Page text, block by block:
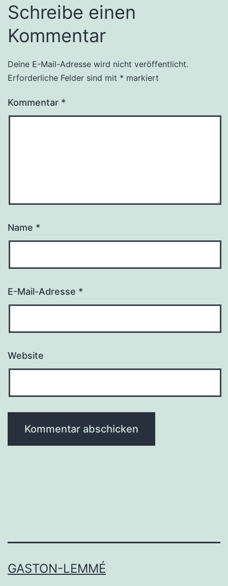
Schreibe einen
Kommentar
Deine E-Mail-Adresse wird nicht veröffentlicht.
Erforderliche Felder sind mit * markiert
Kommentar *
Name *
E-Mail-Adresse *
Website
GASTON-LEMMÉ